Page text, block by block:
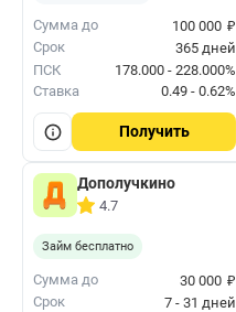
Сумма до 100 000 ₽
Срок
365 дней
ПСК
178.000 - 228.000%
Ставка
0.49 - 0.62%
Получить
Дополучкино
4.7
Займ бесплатно
Сумма до 30 000 ₽
Срок
7 - 31 дней